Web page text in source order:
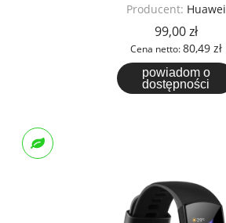
Producent: Huawei
99,00 zł
Cena netto:80,49 zł
powiadom o
dostępności